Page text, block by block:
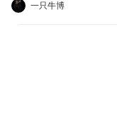
一只牛博